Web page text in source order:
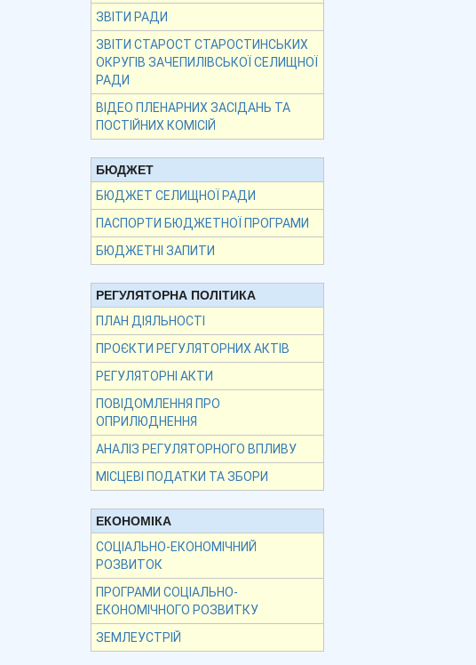
ЗВІТИ РАДИ
ЗВІТИ СТАРОСТ СТАРОСТИНСЬКИХ
ОКРУГІВ ЗАЧЕПИЛІВСЬКОЇ СЕЛИЩНОЇ
РАДИ
ВІДЕО ПЛЕНАРНИХ ЗАСІДАНЬ ТА
ПОСТІЙНИХ КОМІСІЙ
БЮДЖЕТ
БЮДЖЕТ СЕЛИЩНОЇ РАДИ
ПАСПОРТИ БЮДЖЕТНОЇ ПРОГРАМИ
БЮДЖЕТНІ ЗАПИТИ
РЕГУЛЯТОРНА ПОЛІТИКА
ПЛАН ДІЯЛЬНОСТІ
ПРОЄКТИ РЕГУЛЯТОРНИХ АКТІВ
РЕГУЛЯТОРНІ АКТИ
ПОВІДОМЛЕННЯ ПРО
ОПРИЛЮДНЕННЯ
АНАЛІЗ РЕГУЛЯТОРНОГО ВПЛИВУ
МІСЦЕВІ ПОДАТКИ ТА ЗБОРИ
ЕКОНОМІКА
СОЦІАЛЬНО-ЕКОНОМІЧНИЙ
РОЗВИТОК
ПРОГРАМИ СОЦІАЛЬНО-
ЕКОНОМІЧНОГО РОЗВИТКУ
ЗЕМЛЕУСТРІЙ